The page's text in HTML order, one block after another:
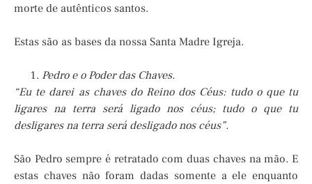
morte de autênticos santos.
Estas são as bases da nossa Santa Madre Igreja.
Pedro e o Poder das Chaves.
“Eu te darei as chaves do Reino dos Céus: tudo o que tu
ligares na terra será ligado nos céus; tudo o que tu
desligares na terra será desligado nos céus”.
São Pedro sempre é retratado com duas chaves na mão. E
estas chaves não foram dadas somente a ele enquanto